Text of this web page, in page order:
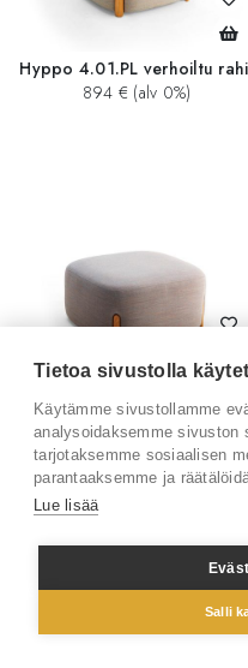
Hyppo 4.01.PL verhoiltu rahi
894 € (alv 0%)
1 173 € (alv 0%)
Tietoa sivustolla
Käytämme sivustollamme
analysoidaksemme sivuston
tarjotaksemme sosiaalisen
parantaaksemme ja
Lue lisää
Salli